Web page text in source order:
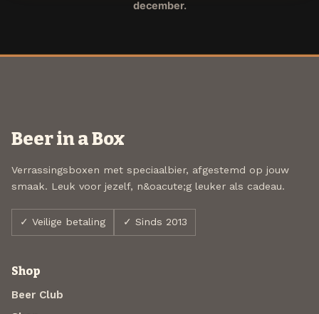
december.
Beer in a Box
Verrassingsboxen met speciaalbier, afgestemd op jouw
smaak. Leuk voor jezelf, n&oacute;g leuker als cadeau.
✓ Veilige betaling ✓ Sinds 2013
Shop
Beer Club